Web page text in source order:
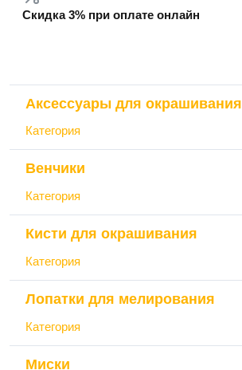
Скидка 3% при оплате онлайн
Аксессуары для окрашивания
Категория
Венчики
Категория
Кисти для окрашивания
Категория
Лопатки для мелирования
Категория
Миски